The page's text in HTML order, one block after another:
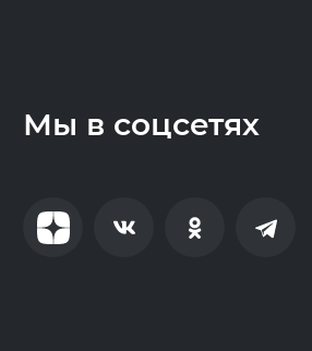
Мы в соцсетях